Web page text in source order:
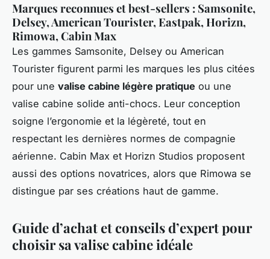
Marques reconnues et best-sellers : Samsonite,
Delsey, American Tourister, Eastpak, Horizn,
Rimowa, Cabin Max
Les gammes Samsonite, Delsey ou American
Tourister figurent parmi les marques les plus citées
pour une valise cabine légère pratique ou une
valise cabine solide anti-chocs. Leur conception
soigne l’ergonomie et la légèreté, tout en
respectant les dernières normes de compagnie
aérienne. Cabin Max et Horizn Studios proposent
aussi des options novatrices, alors que Rimowa se
distingue par ses créations haut de gamme.
Guide d’achat et conseils d’expert pour
choisir sa valise cabine idéale